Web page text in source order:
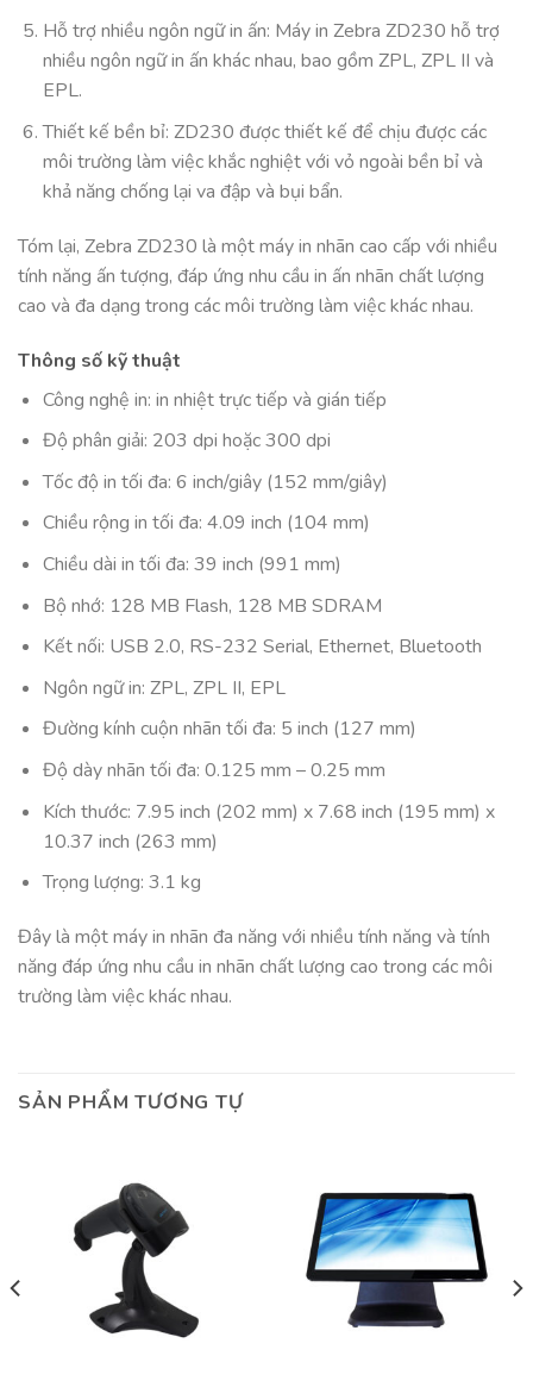
Hỗ trợ nhiều ngôn ngữ in ấn: Máy in Zebra ZD230 hỗ trợ
nhiều ngôn ngữ in ấn khác nhau, bao gồm ZPL, ZPL II và
EPL.
Thiết kế bền bỉ: ZD230 được thiết kế để chịu được các
môi trường làm việc khắc nghiệt với vỏ ngoài bền bỉ và
khả năng chống lại va đập và bụi bẩn.
Tóm lại, Zebra ZD230 là một máy in nhãn cao cấp với nhiều
tính năng ấn tượng, đáp ứng nhu cầu in ấn nhãn chất lượng
cao và đa dạng trong các môi trường làm việc khác nhau.
Thông số kỹ thuật
Công nghệ in: in nhiệt trực tiếp và gián tiếp
Độ phân giải: 203 dpi hoặc 300 dpi
Tốc độ in tối đa: 6 inch/giây (152 mm/giây)
Chiều rộng in tối đa: 4.09 inch (104 mm)
Chiều dài in tối đa: 39 inch (991 mm)
Bộ nhớ: 128 MB Flash, 128 MB SDRAM
Kết nối: USB 2.0, RS-232 Serial, Ethernet, Bluetooth
Ngôn ngữ in: ZPL, ZPL II, EPL
Đường kính cuộn nhãn tối đa: 5 inch (127 mm)
Độ dày nhãn tối đa: 0.125 mm – 0.25 mm
Kích thước: 7.95 inch (202 mm) x 7.68 inch (195 mm) x
10.37 inch (263 mm)
Trọng lượng: 3.1 kg
Đây là một máy in nhãn đa năng với nhiều tính năng và tính
năng đáp ứng nhu cầu in nhãn chất lượng cao trong các môi
trường làm việc khác nhau.
SẢN PHẨM TƯƠNG TỰ